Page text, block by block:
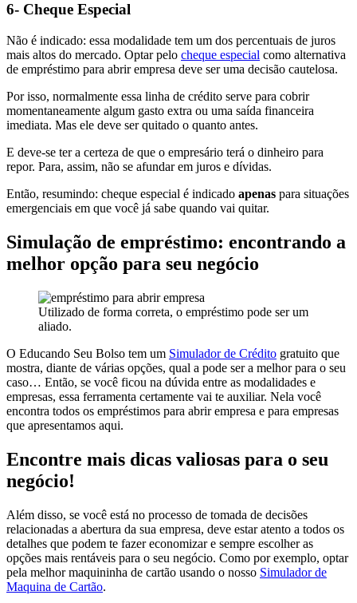
6- Cheque Especial
Não é indicado: essa modalidade tem um dos percentuais de juros
mais altos do mercado. Optar pelo cheque especial como alternativa
de empréstimo para abrir empresa deve ser uma decisão cautelosa.
Por isso, normalmente essa linha de crédito serve para cobrir
momentaneamente algum gasto extra ou uma saída financeira
imediata. Mas ele deve ser quitado o quanto antes.
E deve-se ter a certeza de que o empresário terá o dinheiro para
repor. Para, assim, não se afundar em juros e dívidas.
Então, resumindo: cheque especial é indicado apenas para situações
emergenciais em que você já sabe quando vai quitar.
Simulação de empréstimo: encontrando a
melhor opção para seu negócio
Utilizado de forma correta, o empréstimo pode ser um
aliado.
O Educando Seu Bolso tem um Simulador de Crédito gratuito que
mostra, diante de várias opções, qual a pode ser a melhor para o seu
caso… Então, se você ficou na dúvida entre as modalidades e
empresas, essa ferramenta certamente vai te auxiliar. Nela você
encontra todos os empréstimos para abrir empresa e para empresas
que apresentamos aqui.
Encontre mais dicas valiosas para o seu
negócio!
Além disso, se você está no processo de tomada de decisões
relacionadas a abertura da sua empresa, deve estar atento a todos os
detalhes que podem te fazer economizar e sempre escolher as
opções mais rentáveis para o seu negócio. Como por exemplo, optar
pela melhor maquininha de cartão usando o nosso Simulador de
Maquina de Cartão.